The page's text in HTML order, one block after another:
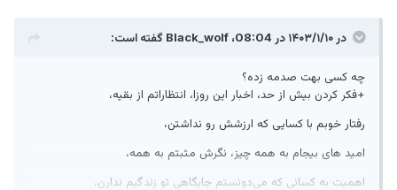
در ۱۴۰۳/۱/۱۰ در 08:04، Black_wolfگفته است:
چه کسی بهت صدمه زده؟
‌+فکر کردن بیش از حد، اخبار این روزا، انتظاراتم از بقیه،
رفتار خوبم با کسایی که ارزشش رو نداشتن،
امید های بیجام به همه چیز، نگرش مثبتم به همه،
اهمیت به کسانی که می‌دونستم جایگاهی تو زندگیم ندارن،